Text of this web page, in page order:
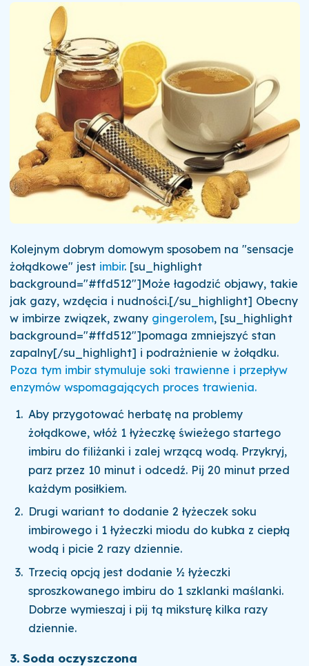
Kolejnym dobrym domowym sposobem na "sensacje
żołądkowe" jestimbir. [su_highlight
background="#ffd512"]Może łagodzić objawy, takie
jak gazy, wzdęcia i nudności.[/su_highlight] Obecny
w imbirze związek, zwany gingerolem, [su_highlight
background="#ffd512"]pomaga zmniejszyć stan
zapalny[/su_highlight] i podrażnienie w żołądku.
Poza tym imbir stymuluje soki trawienne i przepływ
enzymów wspomagających proces trawienia.
Aby przygotować herbatę na problemy
żołądkowe, włóż 1 łyżeczkę świeżego startego
imbiru do filiżanki i zalej wrzącą wodą. Przykryj,
parz przez 10 minut i odcedź. Pij 20 minut przed
każdym posiłkiem.
Drugi wariant to dodanie 2 łyżeczek soku
imbirowego i 1 łyżeczki miodu do kubka z ciepłą
wodą i picie 2 razy dziennie.
Trzecią opcją jest dodanie ½ łyżeczki
sproszkowanego imbiru do 1 szklanki maślanki.
Dobrze wymieszaj i pij tą miksturę kilka razy
dziennie.
3. Soda oczyszczona